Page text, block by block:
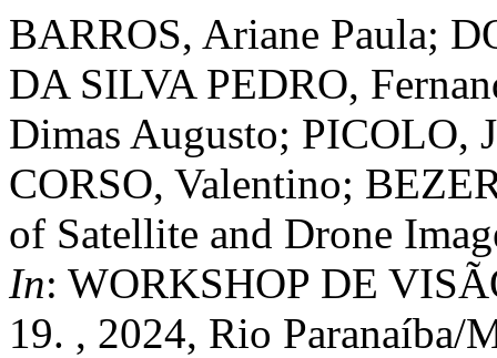
BARROS, Ariane Paula;
DA SILVA PEDRO,
Dimas Augusto; PICOLO,
CORSO, Valentino;
of Satellite and Drone
In: WORKSHOP DE
19. , 2024, Rio Paranaíba/